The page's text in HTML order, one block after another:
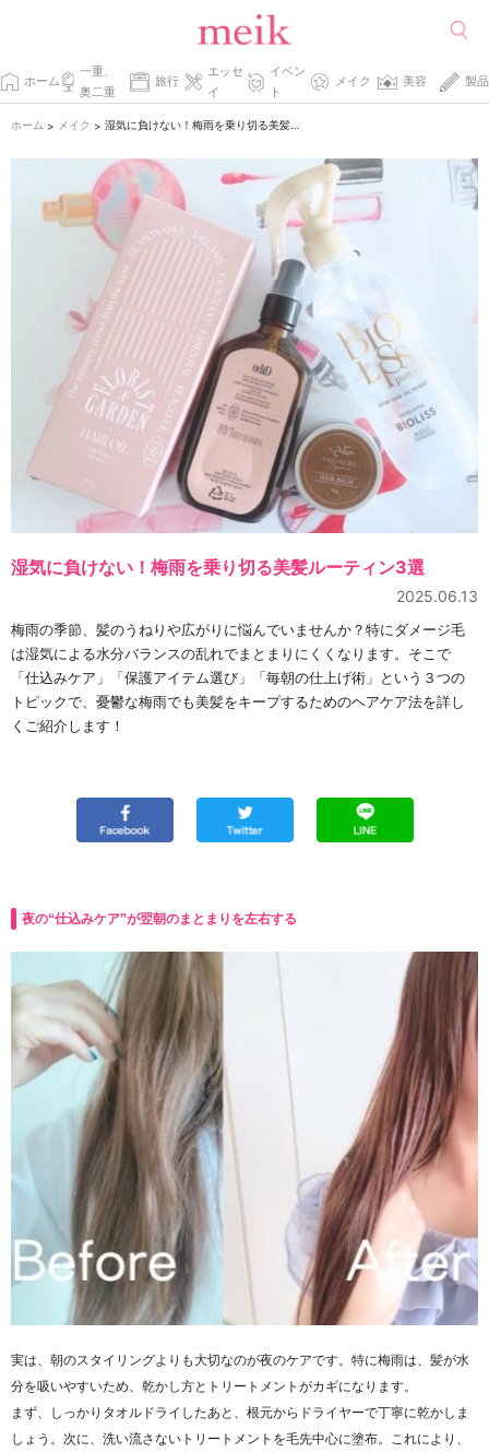
ホーム
一重、
奥二重
旅行
エッセ
イ
イベン
ト
メイク 美容 製品
ホーム > メイク > 湿気に負けない！梅雨を乗り切る美髪ルーティン3選
湿気に負けない！梅雨を乗り切る美髪ルーティン3選
2025.06.13
梅雨の季節、髪のうねりや広がりに悩んでいませんか？特にダメージ毛
は湿気による水分バランスの乱れでまとまりにくくなります。そこで
「仕込みケア」「保護アイテム選び」「毎朝の仕上げ術」という３つの
トピックで、憂鬱な梅雨でも美髪をキープするためのヘアケア法を詳し
くご紹介します！
夜の“仕込みケア”が翌朝のまとまりを左右する
実は、朝のスタイリングよりも大切なのが夜のケアです。特に梅雨は、髪が水
分を吸いやすいため、乾かし方とトリートメントがカギになります。
まず、しっかりタオルドライしたあと、根元からドライヤーで丁寧に乾かしま
しょう。次に、洗い流さないトリートメントを毛先中心に塗布。これにより、